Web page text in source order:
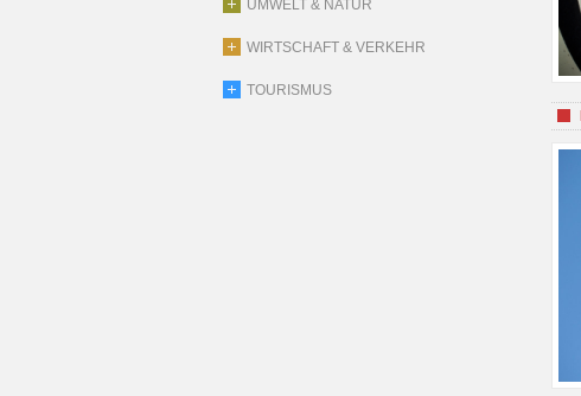
UMWELT & NATUR
WIRTSCHAFT & VERKEHR
TOURISMUS